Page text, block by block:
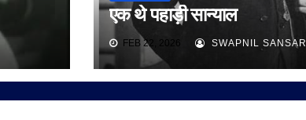
एक थे पहाड़ी सान्याल
FEB 22, 2026 SWAPNIL SANSAR